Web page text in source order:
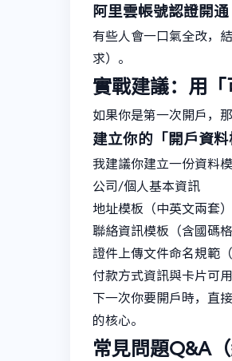
阿里雲帳號認證開通
有些人會一口氣全改，
求）。
實戰建議：用
如果你是第一次開戶，
建立你的「開戶資料
我建議你建立一份資料
公司/個人基本資訊
地址模板（中英文兩套）
聯絡資訊模板（含國碼格
證件上傳文件命名規範
付款方式資訊與卡片可
下一次你要開戶時，直
的核心。
常見問題Q&A